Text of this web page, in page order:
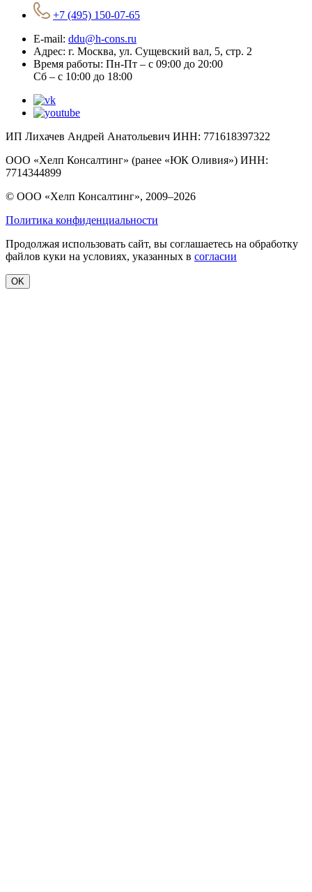
+7 (495) 150-07-65
E-mail: ddu@h-cons.ru
Адрес: г. Москва, ул. Сущевский вал, 5, стр. 2
Время работы: Пн-Пт – с 09:00 до 20:00
Сб – с 10:00 до 18:00
ИП Лихачев Андрей Анатольевич ИНН: 771618397322
ООО «Хелп Консалтинг» (ранее «ЮК Оливия») ИНН:
7714344899
© ООО «Хелп Консалтинг», 2009–2026
Политика конфиденциальности
Продолжая использовать сайт, вы соглашаетесь на обработку
файлов куки на условиях, указанных в согласии
OK